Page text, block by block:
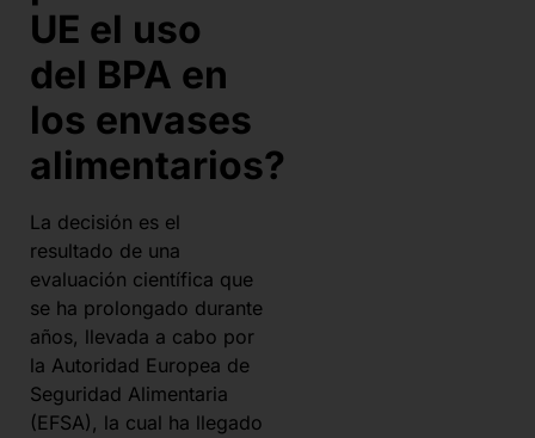
UE el uso
del BPA en
los envases
alimentarios?
La decisión es el
resultado de una
evaluación científica que
se ha prolongado durante
años, llevada a cabo por
la Autoridad Europea de
Seguridad Alimentaria
(EFSA), la cual ha llegado